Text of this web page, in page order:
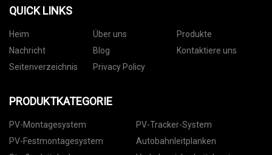
QUICK LINKS
Heim Über uns
Produkte
Nachricht
Blog
Kontaktiere uns
Seitenverzeichnis
Privacy Policy
PRODUKTKATEGORIE
PV-Montagesystem
PV-Tracker-System
PV-Festmontagesystem
Autobahnleitplanken